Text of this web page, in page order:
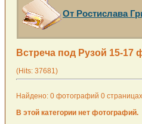
От Ростислава
Встреча под Рузой 15-17
(Hits: 37681)
Найдено: 0 фотографий 0
В этой категории нет фотографий.